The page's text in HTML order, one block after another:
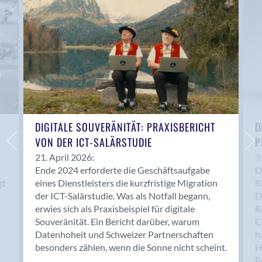
Anwil
Appenzell
Au SG
Baar
Baden
Balsthal
Balzers
Basel
Bassersdorf
Belp
Bendern
Benken (SG)
Bergdietikon
Berlin
Bern
Bern - Liebefeld
DIGITALE SOUVERÄNITÄT: PRAXISBERICHT
VON DER ICT-SALÄRSTUDIE
21. April 2026:
Ende 2024 erforderte die Geschäftsaufgabe
eines Dienstleisters die kurzfristige Migration
der ICT-Salärstudie. Was als Notfall begann,
erwies sich als Praxisbeispiel für digitale
Souveränität. Ein Bericht darüber, warum
Datenhoheit und Schweizer Partnerschaften
besonders zählen, wenn die Sonne nicht scheint.